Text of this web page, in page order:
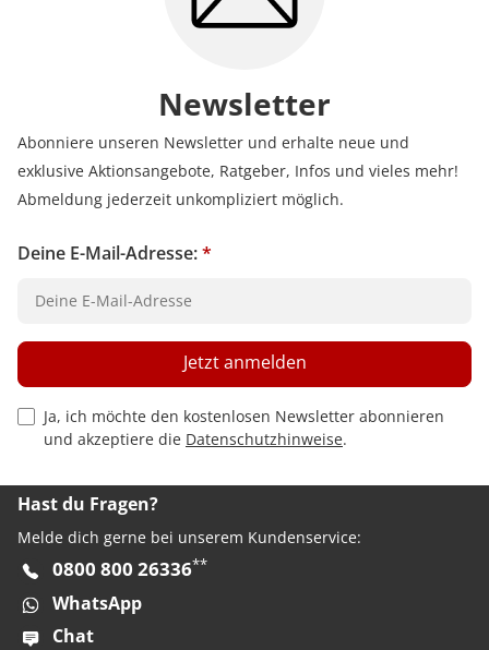
Newsletter
Abonniere unseren Newsletter und erhalte neue und
exklusive Aktionsangebote, Ratgeber, Infos und vieles mehr!
Abmeldung jederzeit unkompliziert möglich.
Deine E-Mail-Adresse:*
Privacy Policy Checkbox
Ja, ich möchte den kostenlosen Newsletter abonnieren
und akzeptiere die Datenschutzhinweise.
Jetzt anmelden
Hast du Fragen?
Melde dich gerne bei unserem Kundenservice:
0800 800 26336**
WhatsApp
Chat